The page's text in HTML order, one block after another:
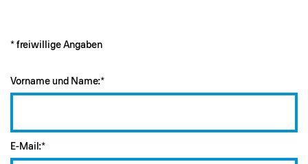
* freiwillige Angaben
Vorname und Name:*
E-Mail:*